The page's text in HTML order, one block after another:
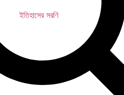
ইতিহাসের সরণি